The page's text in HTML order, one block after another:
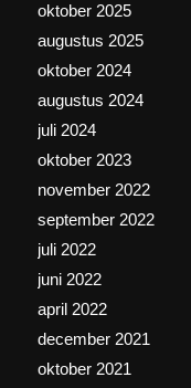
oktober 2025
augustus 2025
oktober 2024
augustus 2024
juli 2024
oktober 2023
november 2022
september 2022
juli 2022
juni 2022
april 2022
december 2021
oktober 2021